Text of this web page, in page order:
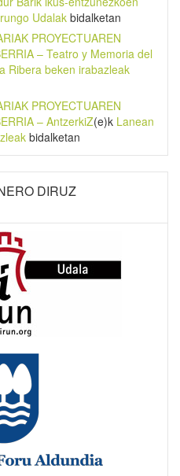
Udalak bidalketan
PROYECTUAREN
– Teatro y Memoria del
Ribera beken irabazleak
PROYECTUAREN
– AntzerkiZ(e)k Lanean
bidalketan
DIRUZ